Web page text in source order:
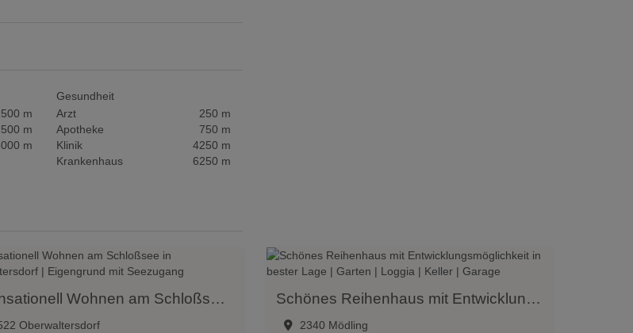
500 m
500 m
m
Gesundheit
Arzt
250 m
Apotheke
750 m
Klinik
4250 m
Krankenhaus
6250 m
SEEnsationell Wohnen am Schloßsee in Oberwaltersdorf | Eigengrund mit Seezugang
Oberwaltersdorf
Schönes Reihenhaus mit Entwicklungsmöglichkeit in bester Lage | Garten | Loggia | Keller | Garage
2340 Mödling